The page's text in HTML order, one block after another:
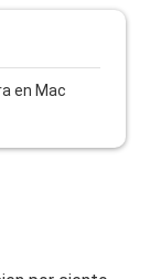
en Mac